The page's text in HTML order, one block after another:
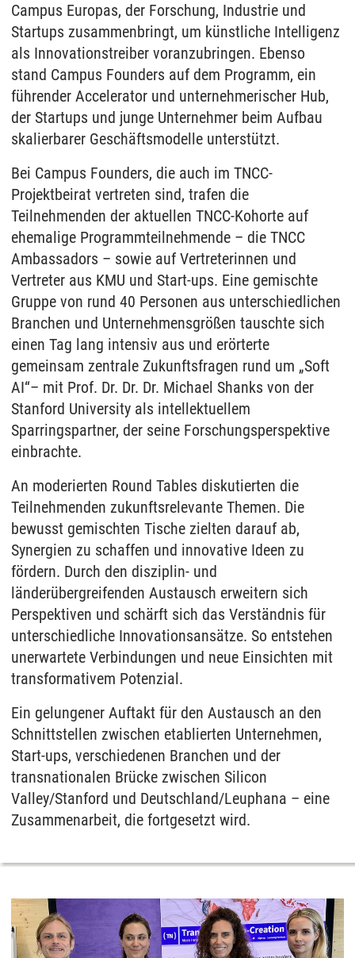
Campus Europas, der Forschung, Industrie und
Startups zusammenbringt, um künstliche Intelligenz
als Innovationstreiber voranzubringen. Ebenso
stand Campus Founders auf dem Programm, ein
führender Accelerator und unternehmerischer Hub,
der Startups und junge Unternehmer beim Aufbau
skalierbarer Geschäftsmodelle unterstützt.
Bei Campus Founders, die auch im TNCC-
Projektbeirat vertreten sind, trafen die
Teilnehmenden der aktuellen TNCC-Kohorte auf
ehemalige Programmteilnehmende – die TNCC
Ambassadors – sowie auf Vertreterinnen und
Vertreter aus KMU und Start-ups. Eine gemischte
Gruppe von rund 40 Personen aus unterschiedlichen
Branchen und Unternehmensgrößen tauschte sich
einen Tag lang intensiv aus und erörterte
gemeinsam zentrale Zukunftsfragen rund um „Soft
AI“– mit Prof. Dr. Dr. Dr. Michael Shanks von der
Stanford University als intellektuellem
Sparringspartner, der seine Forschungsperspektive
einbrachte.
An moderierten Round Tables diskutierten die
Teilnehmenden zukunftsrelevante Themen. Die
bewusst gemischten Tische zielten darauf ab,
Synergien zu schaffen und innovative Ideen zu
fördern. Durch den disziplin- und
länderübergreifenden Austausch erweitern sich
Perspektiven und schärft sich das Verständnis für
unterschiedliche Innovationsansätze. So entstehen
unerwartete Verbindungen und neue Einsichten mit
transformativem Potenzial.
Ein gelungener Auftakt für den Austausch an den
Schnittstellen zwischen etablierten Unternehmen,
Start-ups, verschiedenen Branchen und der
transnationalen Brücke zwischen Silicon
Valley/Stanford und Deutschland/Leuphana – eine
Zusammenarbeit, die fortgesetzt wird.